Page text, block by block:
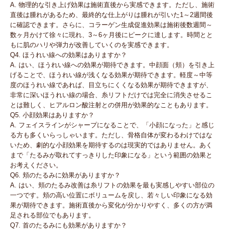
A. 物理的な引き上げ効果は施術直後から実感できます。ただし、施術
直後は腫れがあるため、最終的な仕上がりは腫れが引いた1～2週間後
に確認できます。さらに、コラーゲン生成促進効果は施術後数週間～
数ヶ月かけて徐々に現れ、3～6ヶ月後にピークに達します。時間とと
もに肌のハリや弾力が改善していくのを実感できます。
Q4. ほうれい線への効果はありますか？
A. はい、ほうれい線への効果が期待できます。中顔面（頬）を引き上
げることで、ほうれい線が浅くなる効果が期待できます。軽度～中等
度のほうれい線であれば、目立ちにくくなる効果が期待できますが、
非常に深いほうれい線の場合、糸リフトだけでは完全に消失させるこ
とは難しく、ヒアルロン酸注射との併用が効果的なこともあります。
Q5. 小顔効果はありますか？
A. フェイスラインがシャープになることで、「小顔になった」と感じ
る方も多くいらっしゃいます。ただし、骨格自体が変わるわけではな
いため、劇的な小顔効果を期待するのは現実的ではありません。あく
まで「たるみが取れてすっきりした印象になる」という範囲の効果と
お考えください。
Q6. 頬のたるみに効果がありますか？
A. はい、頬のたるみ改善は糸リフトの効果を最も実感しやすい部位の
一つです。頬の高い位置にボリュームを戻し、若々しい印象になる効
果が期待できます。施術直後から変化が分かりやすく、多くの方が満
足される部位でもあります。
Q7. 首のたるみにも効果がありますか？